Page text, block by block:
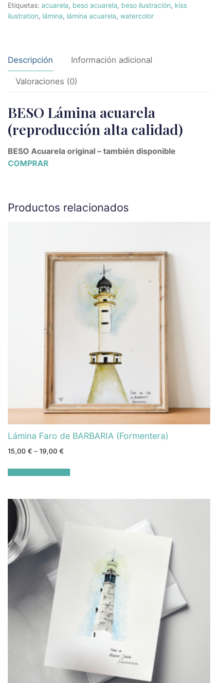
Etiquetas: acuarela, beso acuarela, beso ilustración, kiss
ilustration, lámina, lámina acuarela, watercolor
Descripción Información adicional
Valoraciones (0)
BESO Lámina acuarela
(reproducción alta calidad)
BESO Acuarela original – también disponible
COMPRAR
Productos relacionados
Lámina Faro de BARBARIA (Formentera)
15,00 € – 19,00 €